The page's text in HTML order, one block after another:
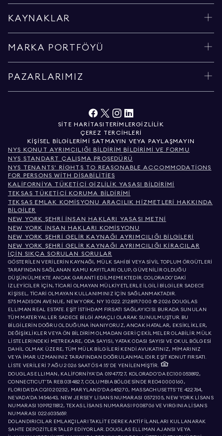
KAYNAKLAR
MARKA PORTFÖYÜ
PAZARLARIMIZ
SITE HARITASI TERIMLER GIZLILIK
ÇEREZ TERCIHLERI
KIŞISEL BILGILERIMI SATMAYIN VEYA PAYLAŞMAYIN
NYS KONUT AYRIMCILIĞI BILDIRIM BILDIRIMI VE FORMU
NYS STANDART ÇALIŞMA PROSEDÜRÜ
NYS TENANTS' RIGHTS TO REASONABLE ACCOMMODATIONS
FOR PERSONS WITH DISABILITIES
KALIFORNIYA TÜKETICI GIZLILIK YASASI BILDIRIMI
TEKSAS TÜKETICI KORUMA BILDIRIMI
TEKSAS EMLAK KOMISYONU ARACILIK HIZMETLERI HAKKINDA
BILGILER
NEW YORK ŞEHRI İNSAN HAKLARI YASASI METNI
NEW YORK İNSAN HAKLARI KOMISYONU
NEW YORK ŞEHRI GELIR KAYNAĞI AYRIMCILIĞI BILGILERI
NEW YORK ŞEHRI GELIR KAYNAĞI AYRIMCILIĞI KIRACILAR
İÇIN SIKÇA SORULAN SORULAR
GÖSTERİLEN VERİLERİN KAYNAĞI, MÜLK SAHİBİ VEYA SİVİL TOPLUM ÖRGÜTLERİ
TARAFINDAN SAĞLANAN KAMU KAYITLARI OLUP, GÜVENİLİR OLDUĞU
DÜŞÜNÜLMEKTE ANCAK GARANTİ EDİLMEMEKTEDİR. COLORADO'DAKİ
İZLEYİCİLER İÇİN, TİCARİ OLMAYAN MÜLKİYETLERLE İLGİLİ BİLGİLER SADECE
KİŞİSEL, TİCARİ OLMAYAN KULLANIMINIZ İÇİN SAĞLANMAKTADIR.
575 MADISON AVENUE, NEW YORK, NY 10022.212.891.7000 © 2026 DOUGLAS
ELLIMAN REAL ESTATE. EŞİT İSTİHDAM FIRSATI SAĞLAYICISI. BURADA SUNULAN
TÜM MATERYALLER SADECE BİLGİ AMAÇLI OLARAK SUNULMUŞTUR. BU
BİLGİLERİN DOĞRU OLDUĞUNA İNANIYORUZ, ANCAK HATALAR, EKSİKLİKLER,
DEĞİŞİKLİKLER VEYA ÖN BİLDİRİM OLMADAN GERİ ÇEKİLMELER OLABİLİR. MÜLK
LİSTELERİNDEKİ METREKARE, ODA SAYISI, YATAK ODASI SAYISI VE OKUL BÖLGESİ
DAHİL OLMAK ÜZERE, TÜM MÜLK BİLGİLERİ KENDİ AVUKATINIZ, MİMARINIZ
VEYA İMAR UZMANINIZ TARAFINDAN DOĞRULANMALIDIR. EŞİT KONUT FIRSATI.
LİSTE VERİLERİ 7 AĞU 2026 SAAT ÖS 4:15'DE YENİLENMİŞTİR.
DOUGLAS ELLIMAN, KALİFORNİYA'DA 01947727, KOLORADO'DA EC100053892,
CONNECTICUT'TA REB.0314827, COLUMBIA BÖLGESİNDE REO40000160,
FLORIDA'DA CQ1020232, MARYLAND'DA 645270, MASSACHUSETTS'TE 422764,
NEVADA'DA 1454643, NEW JERSEY LİSANS NUMARASI 0572105, NEW YORK LİSANS
NUMARASI 10991211812, TEXAS LİSANS NUMARASI 9008706 VE VIRGINIA LİSANS
NUMARASI 0226035659.
DOLANDIRICILAR EMLAKÇILARI TAKLİT EDEREK AKTİF İLANLARI KULLANARAK
SAHTE DEPOZİTLER TALEP EDİYORLAR. DOUGLAS ELLIMAN AJANSI VEYA